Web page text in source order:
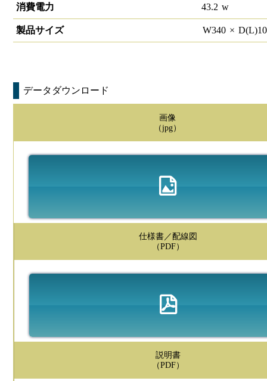
消費電力 43.2 w
製品サイズ W340 × D(L)
データダウンロード
画像
（jpg）
仕様書／配線図
（PDF）
説明書
（PDF）